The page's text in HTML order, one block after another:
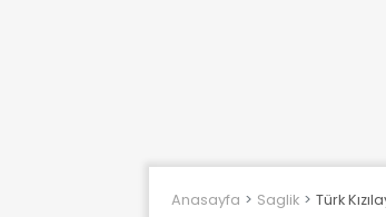
Anasayfa Saglik Türk